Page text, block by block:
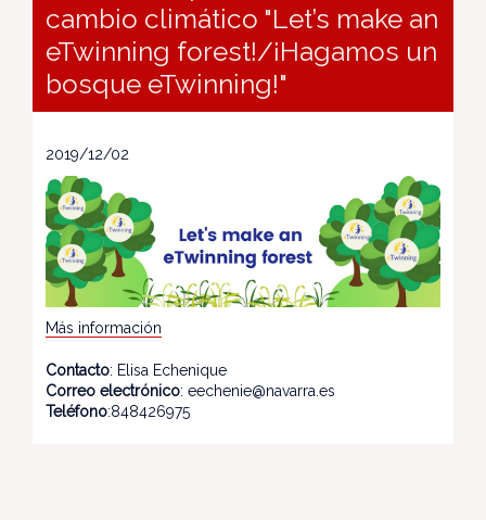
cambio climático "Let’s make an
eTwinning forest!/¡Hagamos un
bosque eTwinning!"
2019/12/02
Más información
Contacto: Elisa Echenique
Correo electrónico: eechenie@navarra.es
Teléfono:848426975